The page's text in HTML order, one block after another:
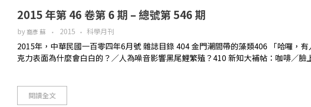
2015 年第 46 卷第 6 期 – 總號第 546 期
by 裔彥 蘇 2015 科學月刊
2015年，中華民國一百零四年6月號 雜誌目錄 404 金門潮間帶的藻類406 「哈囉，
克力表面為什麼會白白的？／人為噪音影響黑尾鯉繁殖？410 新知大補帖：咖啡／臉
閱讀全文